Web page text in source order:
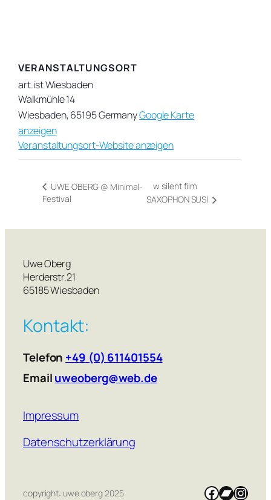
VERANSTALTUNGSORT
art.ist Wiesbaden
Walkmühle 14
Wiesbaden,65195GermanyGoogle Karte
anzeigen
Veranstaltungsort-Website anzeigen
UWE OBERG @ Minimal-
Festival
w silent film
SAXOPHON SUSI
Uwe Oberg
Herderstr.21
65185 Wiesbaden
Kontakt:
Telefon +49 (0) 611401554
Emailuweoberg@web.de
Impressum
Datenschutzerklärung
copyright: uwe oberg 2025 Facebook